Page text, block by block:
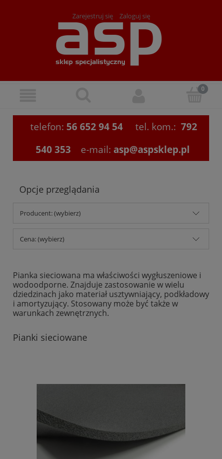
Zarejestruj się Zaloguj się
telefon: 56 652 94 54 tel. kom.: 792
540 353
e-mail: asp@aspsklep.pl
Opcje przeglądania
Producent: (wybierz)
Cena: (wybierz)
Pianka sieciowana ma właściwości wygłuszeniowe i
wodoodporne. Znajduje zastosowanie w wielu
dziedzinach jako materiał usztywniający, podkładowy
i amortyzujący. Stosowany może być także w
warunkach zewnętrznych.
Pianki sieciowane